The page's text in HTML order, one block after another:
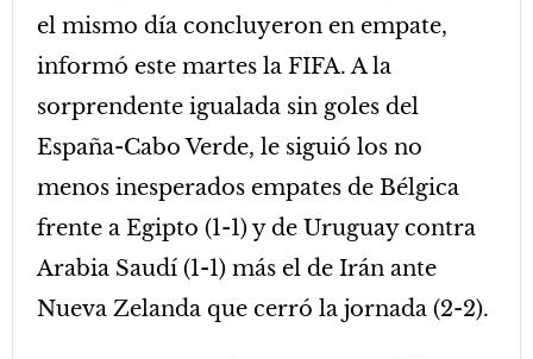
el mismo día concluyeron en empate,
informó este martes la FIFA. A la
sorprendente igualada sin goles del
España-Cabo Verde, le siguió los no
menos inesperados empates de Bélgica
frente a Egipto (1-1) y de Uruguay contra
Arabia Saudí (1-1) más el de Irán ante
Nueva Zelanda que cerró la jornada (2-2).